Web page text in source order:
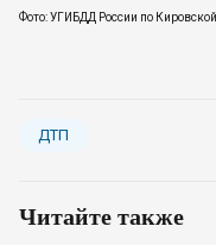
Фото: УГИБДД России по
ДТП
Читайте также